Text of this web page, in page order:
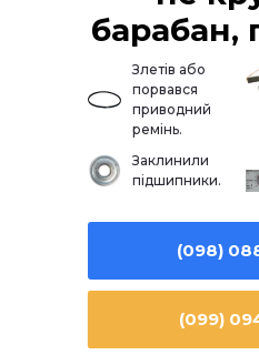
барабан,
Злетів або
порвався
приводний
ремінь.
Заклинили
підшипники.
(098)
(099)